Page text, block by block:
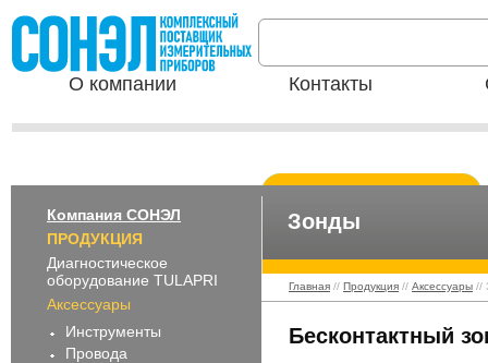
О компании Контакты
Компания СОНЭЛ
ПРОДУКЦИЯ
Диагностическое
оборудование TULAPRI
Аксессуары
Инструменты
Провода
Зонды
Главная // Продукция // Аксессуары //
Бесконтактный